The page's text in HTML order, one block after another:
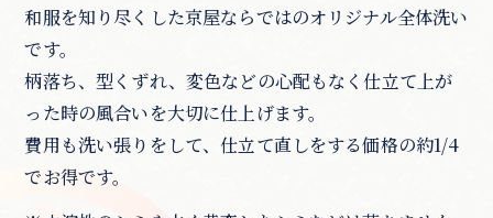
和服を知り尽くした京屋ならではのオリジナル全体洗い
です。
柄落ち、型くずれ、変色などの心配もなく仕立て上が
った時の風合いを大切に仕上げます。
費用も洗い張りをして、仕立て直しをする価格の約1/4
でお得です。